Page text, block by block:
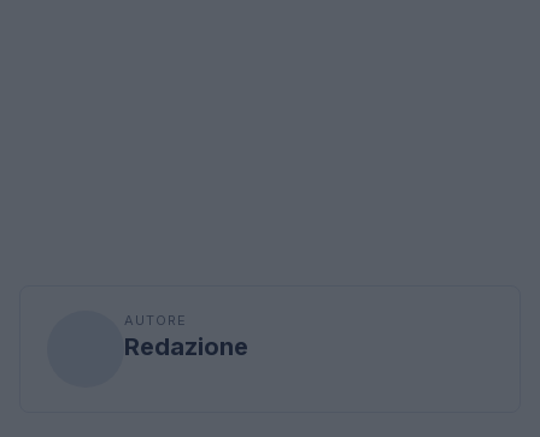
AUTORE
Redazione